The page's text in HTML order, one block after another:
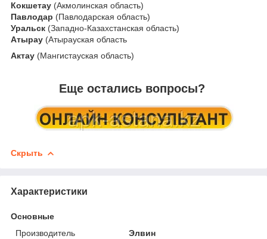
Кокшетау (Акмолинская область)
Павлодар (Павлодарская область)
Уральск (Западно-Казахстанская область)
Атырау (Атырауская область
Актау (Мангистауская область)
Еще остались вопросы?
Скрыть
Характеристики
Основные
Производитель
Элвин